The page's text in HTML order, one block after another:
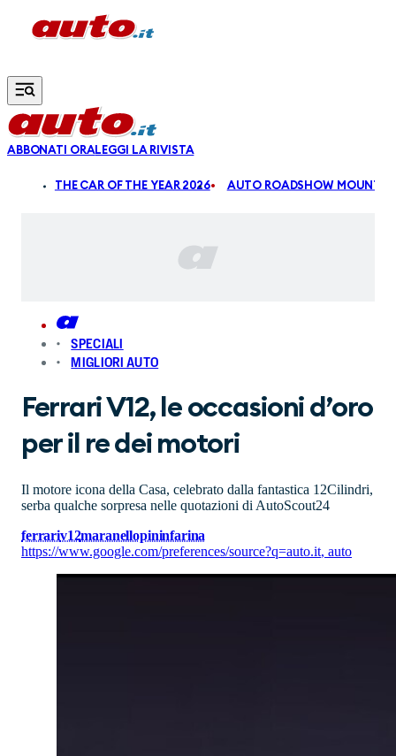
Vai al contenuto principale
ABBONATI ORALEGGI LA RIVISTA
THE CAR OF THE YEAR 2026 AUTO ROADSHOW
SPECIALI
MIGLIORI AUTO
Ferrari V12, le occasioni d’oro
per il re dei motori
Il motore icona della Casa, celebrato dalla fantastica 12Cilindri,
serba qualche sorpresa nelle quotazioni di AutoScout24
ferrariv12maranellopininfarina
https://www.google.com/preferences/source?q=auto.it, auto